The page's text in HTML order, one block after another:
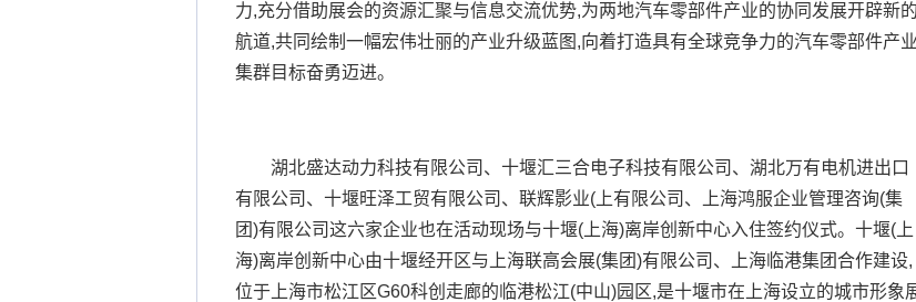
力,充分借助展会的资源汇聚与信息交流优势,为两地汽车零部件产业的协同发展开辟新的
航道,共同绘制一幅宏伟壮丽的产业升级蓝图,向着打造具有全球竞争力的汽车零部件产业
集群目标奋勇迈进。
湖北盛达动力科技有限公司、十堰汇三合电子科技有限公司、湖北万有电机进出口
有限公司、十堰旺泽工贸有限公司、联辉影业(上有限公司、上海鸿服企业管理咨询(集
团)有限公司这六家企业也在活动现场与十堰(上海)离岸创新中心入住签约仪式。十堰(上
海)离岸创新中心由十堰经开区与上海联高会展(集团)有限公司、上海临港集团合作建设,
位于上海市松江区G60科创走廊的临港松江(中山)园区,是十堰市在上海设立的城市形象